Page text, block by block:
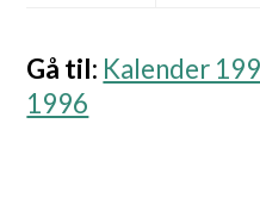
Gå til: Kalender
1996